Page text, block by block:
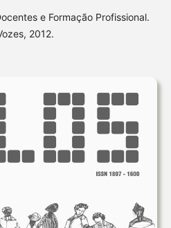
e Formação Profissional.
2012.